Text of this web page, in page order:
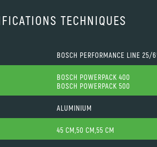
TECHNIQUES
BOSCH PERFORMANCE LINE 25/
BOSCH POWERPACK 400
BOSCH POWERPACK 500
ALUMINIUM
45 CM,50 CM,55 CM